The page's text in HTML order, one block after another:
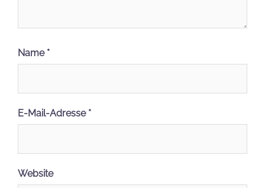
Name *
E-Mail-Adresse *
Website